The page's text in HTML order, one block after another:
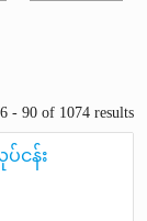
- 90 of 1074 results
ငန်း